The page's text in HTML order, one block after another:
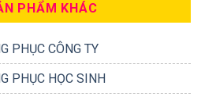
PHẨM KHÁC
PHỤC CÔNG TY
PHỤC HỌC SINH